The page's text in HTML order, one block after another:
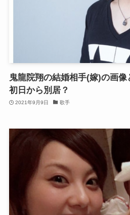
鬼龍院翔の結婚相手(嫁)の画
初日から別居？
2021年9月9日 歌手